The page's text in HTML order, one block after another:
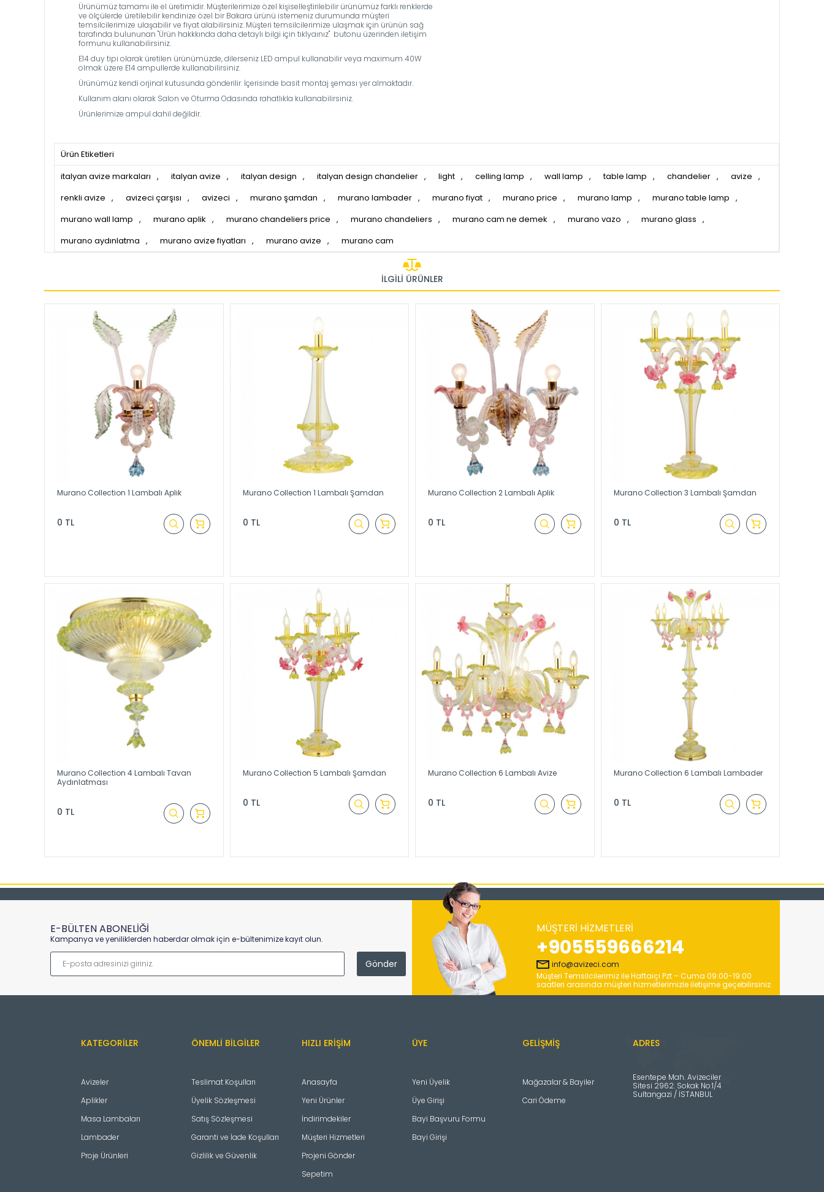
Ürünümüz tamamı ile el üretimidir. Müşterilerimize özel kişiselleştirilebilir ürünümüz farklı renklerde
ve ölçülerde üretilebilir kendinize özel bir Bakara ürünü istemeniz durumunda müşteri
temsilcilerimize ulaşabilir ve fiyat alabilirsiniz. Müşteri temsilcilerimize ulaşmak için ürünün sağ
tarafında bulununan ''Ürün hakkkında daha detaylı bilgi için tıklyaınız'' butonu üzerinden iletişim
formunu kullanabilirsiniz.
E14 duy tipi olarak üretilen ürünümüzde, dilerseniz LED ampul kullanabilir veya maximum 40W
olmak üzere E14 ampullerde kullanabilirsiniz.
Ürünümüz kendi orjinal kutusunda gönderilir. İçerisinde basit montaj şeması yer almaktadır.
Kullanım alanı olarak Salon ve Oturma Odasında rahatlıkla kullanabilirsiniz.
Ürünlerimize ampul dahil değildir.
Ürün Etiketleri
italyan avize markaları , italyan avize , italyan design , italyan design chandelier , light , celling lamp , wall lamp , table lamp , chandelier , avize ,
renkli avize , avizeci çarşısı , avizeci , murano şamdan , murano lambader , murano fiyat , murano price , murano lamp , murano table lamp ,
murano wall lamp , murano aplik , murano chandeliers price , murano chandeliers , murano cam ne demek , murano vazo , murano glass ,
murano aydınlatma , murano avize fiyatları , murano avize , murano cam
İLGILI ÜRÜNLER
Murano Collection 1 Lambalı Aplik
0 TL
Murano Collection 1 Lambalı Şamdan
0 TL
Murano Collection 2 Lambalı Aplik
0 TL
Murano Collection 3 Lambalı Şamdan
0 TL
Murano Collection 4 Lambalı Tavan
Aydınlatması
0 TL
Murano Collection 5 Lambalı Şamdan
0 TL
Murano Collection 6 Lambalı Avize
0 TL
Murano Collection 6 Lambalı Lambader
0 TL
E-BÜLTEN ABONELİĞİ
Kampanya ve yeniliklerden haberdar olmak için e-bültenimize kayıt olun.
MÜŞTERI HIZMETLERI
+905559666214
info@avizeci.com
Müşteri Temsilcilerimiz ile Haftaiçi Pzt – Cuma 09:00-19:00
saatleri arasında müşteri hizmetlerimizle iletişime geçebilirsiniz.
KATEGORILER
Avizeler
Aplikler
Masa Lambaları
Lambader
Proje Ürünleri
ÖNEMLI BILGILER
Teslimat Koşulları
Üyelik Sözleşmesi
Satış Sözleşmesi
Garanti ve İade Koşulları
Gizlilik ve Güvenlik
HIZLI ERIŞIM
Anasayfa
Yeni Ürünler
İndirimdekiler
Müşteri Hizmetleri
Projeni Gönder
Sepetim
ÜYE
Yeni Üyelik
Üye Girişi
Bayi Başvuru Formu
Bayi Girişi
GELIŞMIŞ
Mağazalar & Bayiler
Cari Ödeme
ADRES
Esentepe Mah. Avizeciler
Sitesi 2962. Sokak No:1/4
Sultangazi / İSTANBUL